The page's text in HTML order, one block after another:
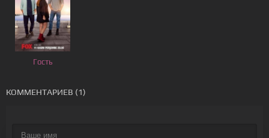
Гость
КОММЕНТАРИЕВ (1)